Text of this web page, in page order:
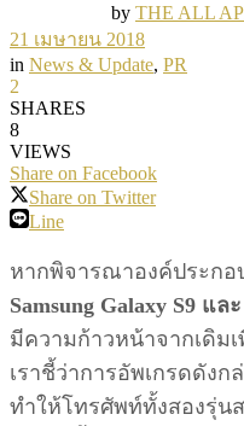
by THE ALL
21 เมษายน 2018
in News & Update, PR
2
SHARES
8
VIEWS
Share on Facebook
Share on Twitter
Line
หากพิจารณาองค์ประก
Samsung Galaxy S9 แล
มีความก้าวหน้าจากเดิม
เราชี้ว่าการอัพเกรดดัง
ทำให้โทรศัพท์ทั้งสองรุ่น